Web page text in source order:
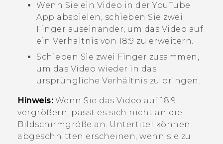
Wenn Sie ein Video in derYouTube
App abspielen, schieben Sie zwei
Finger auseinander, um das Video auf
ein Verhältnis von 18:9 zu erweitern.
Schieben Sie zwei Finger zusammen,
um das Video wieder in das
ursprüngliche Verhältnis zu bringen.
Hinweis:Wenn Sie das Video auf 18:9
vergrößern, passt es sich nicht an die
Bildschirmgröße an. Untertitel können
abgeschnitten erscheinen, wenn sie zu